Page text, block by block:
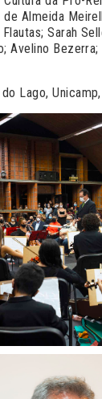
Almeida
Sarah
Avelino Bezerra;
Lago,